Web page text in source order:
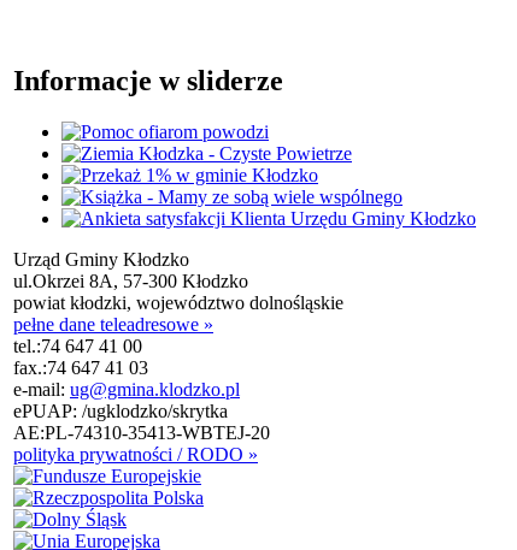
Informacje w sliderze
Urząd Gminy Kłodzko
ul.Okrzei 8A, 57-300 Kłodzko
powiat kłodzki, województwo dolnośląskie
pełne dane teleadresowe »
tel.:74 647 41 00
fax.:74 647 41 03
e-mail: ug@gmina.klodzko.pl
ePUAP: /ugklodzko/skrytka
AE:PL-74310-35413-WBTEJ-20
polityka prywatności / RODO »